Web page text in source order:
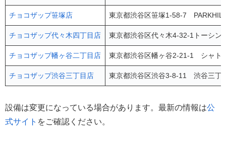
チョコザップ笹塚店 東京都渋谷区笹塚1-58-7
チョコザップ代々木四丁目店 東京都渋谷区代々木4-32-1トーシ
チョコザップ幡ヶ谷二丁目店 東京都渋谷区幡ヶ谷2-21-1 シャ
チョコザップ渋谷三丁目店 東京都渋谷区渋谷3-8-11 渋谷三
設備は変更になっている場合があります。最新の情報は公
式サイト をご確認ください。